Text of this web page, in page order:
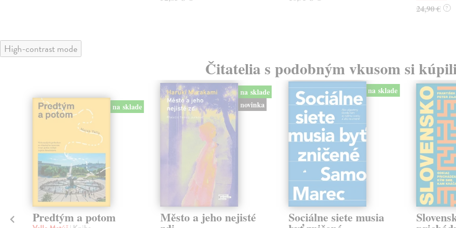
24,90 € ?
High-contrast mode
Čitatelia s podobným vkusom si
na sklade
Predtým a potom
na sklade
novinka
Město a jeho nejisté
na sklade
Sociálne siete musia